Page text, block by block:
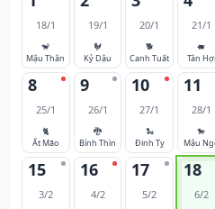
18/1
🐒
Mậu Thân
19/1
🐓
Kỷ Dậu
20/1
🐕
Canh Tuất
21/1
🐖
Tân Hợi
8
25/1
🐈
Ất Mão
9
26/1
🐉
Bính Thìn
10
27/1
🐍
Đinh Tỵ
11
28/1
🐎
Mậu
15
3/2
16
4/2
17
5/2
18
6/2